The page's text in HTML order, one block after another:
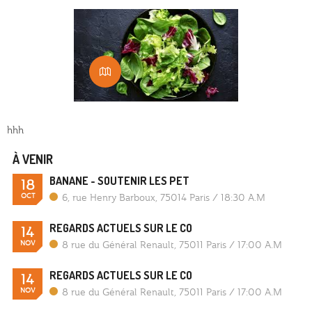
hhh
À VENIR
18
OCT
BANANE - SOUTENIR LES PET
6, rue Henry Barboux, 75014 Paris / 18:30 A.M
14
NOV
REGARDS ACTUELS SUR LE CO
8 rue du Général Renault, 75011 Paris / 17:00 A.M
14
NOV
REGARDS ACTUELS SUR LE CO
8 rue du Général Renault, 75011 Paris / 17:00 A.M